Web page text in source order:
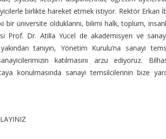
birlikte hareket etmek istiyor. Rektör Erkan
bir üniversite olduklarını, bilimi halk, toplum,
Prof. Dr. Atilla Yücel de akademisyen ve
tanıyın, Yönetim Kurulu’na sanayi
katılmasını arzu ediyoruz.
konulmasında sanayi temsilcilerinin bize